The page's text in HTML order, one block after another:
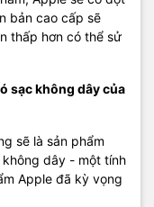
bản cao cấp sẽ
thấp hơn có thể sử
sạc không dây của
sẽ là sản phẩm
dây - một tính
Apple đã kỳ vọng